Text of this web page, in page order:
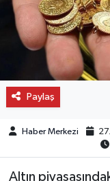
Paylaş
Haber Merkezi
Altın